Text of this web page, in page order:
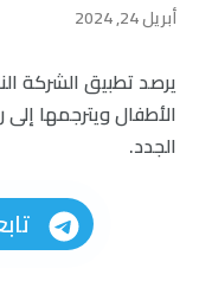
أبريل 24, 2024
الأطفال ويترجمها إلى
الجدد.